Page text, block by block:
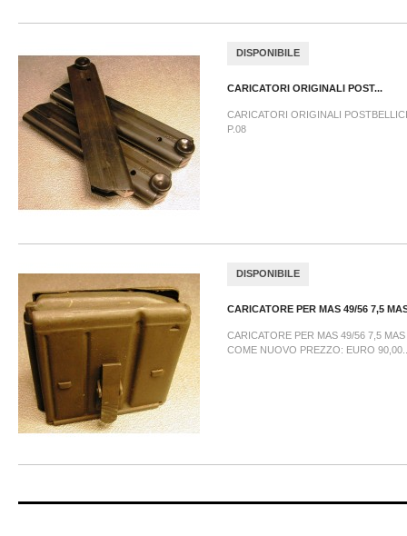
DISPONIBILE
CARICATORI ORIGINALI POST...
CARICATORI ORIGINALI
P.08
DISPONIBILE
CARICATORE PER MAS 49/56 7,5
CARICATORE PER MAS 49/56 7,5
COME NUOVO PREZZO: EURO